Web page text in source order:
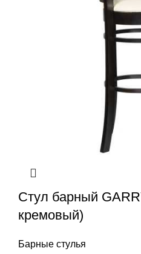
Стул барный
кремовый)
Барные стулья